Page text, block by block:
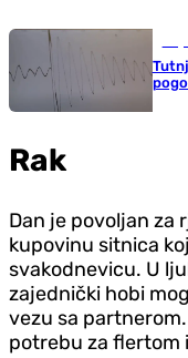
Rak
Dan je povoljan za
kupovinu sitnica
svakodnevicu. U
zajednički hobi
vezu sa
potrebu za flertom